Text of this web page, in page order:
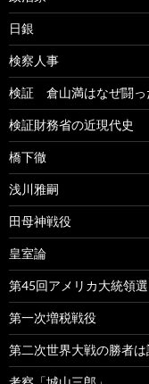
日銀
検察人事
検証 倉山満はなぜ闘っ
検証財務省の近現代史
橋下徹
浅川雅嗣
田母神戦役
皇室論
第45回アメリカ大統領選
第一次増税戦役
第二次世界大戦の勝者は